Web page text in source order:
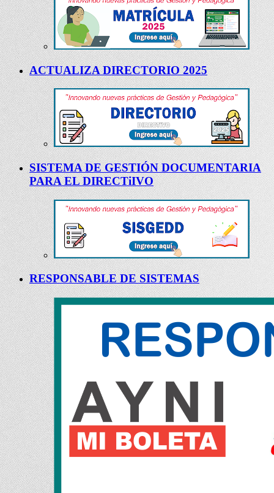
ACTUALIZA DIRECTORIO 2025
SISTEMA DE GESTIÓN DOCUMENTARIA
PARA EL DIRECTiIVO
RESPONSABLE DE SISTEMAS